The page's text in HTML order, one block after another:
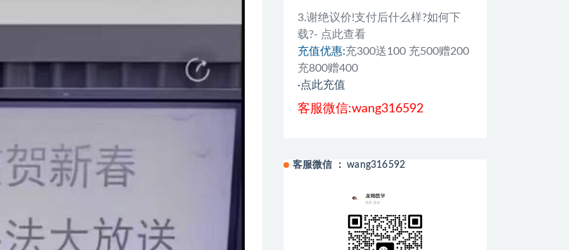
3.谢绝议价!支付后什么样?如何下
载?- 点此查看
充值优惠:充300送100 充500赠200
充800赠400
·点此充值
客服微信:wang316592
客服微信 ： wang316592